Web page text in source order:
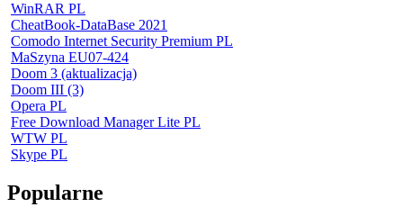
WinRAR PL
CheatBook-DataBase 2021
Comodo Internet Security Premium PL
MaSzyna EU07-424
Doom 3 (aktualizacja)
Doom III (3)
Opera PL
Free Download Manager Lite PL
WTW PL
Skype PL
Popularne